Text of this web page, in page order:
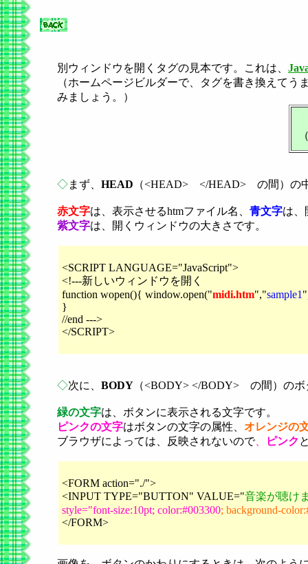
別ウィンドウを開くタグの見本です。これは、
（ホームページビルダーで、タグを書き換えて
みましょう。）
◇まず、 HEAD （<HEAD> </HEAD> の間）の
赤文字は、表示させるhtmファイル名、 青文字は、
紫文字は、開くウィンドウの大きさです。
<SCRIPT LANGUAGE="JavaScript">
<!---新しいウィンドウを開く
function wopen(){ window.open("midi.htm","sample1
}
//end --->
</SCRIPT>
◇次に、 BODY （<BODY> </BODY> の間）の
緑の文字は、ボタンに表示される文字です。
ピンクの文字はボタンの文字の属性、 オレンジの
ブラウザによっては、反映されないので、 ピンク
<FORM action="./">
<INPUT TYPE="BUTTON" VALUE="音楽が聴け
style="font-size:10pt; color:#003300; background-
</FORM>